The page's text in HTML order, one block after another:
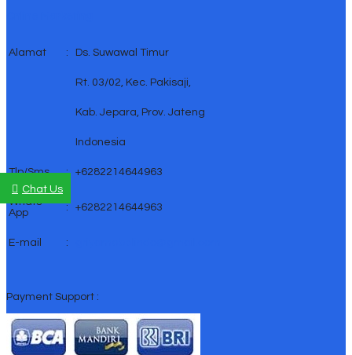
Alamat : Ds. Suwawal Timur
Rt. 03/02, Kec. Pakisaji,
Kab. Jepara, Prov. Jateng
Indonesia
Tlp/Sms : +6282214644963
Whats
App
: +6282214644963
E-mail :
Payment Support :
Chat Us